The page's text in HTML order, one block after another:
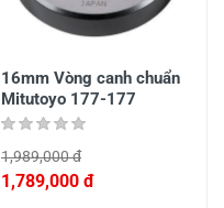
16mm Vòng canh chuẩn
Mitutoyo 177-177
1,989,000 đ
1,789,000 đ